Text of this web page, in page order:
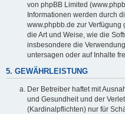
von phpBB Limited
Informationen werden durch
www.phpbb.de zur
die Art und Weise, wie die
insbesondere die
untersagen oder auf Inhalte
5. GEWÄHRLEISTUNG
Der Betreiber haftet mit
und Gesundheit und der
(Kardinalpflichten) nur für